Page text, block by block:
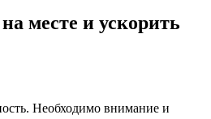
месте и ускорить
Необходимо внимание и